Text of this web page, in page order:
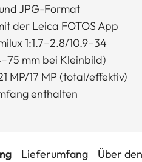
JPG-Format
der Leica FOTOS App
1:1.7–2.8/10.9–34
mm bei Kleinbild)
MP/17 MP (total/effektiv)
enthalten
Lieferumfang Über